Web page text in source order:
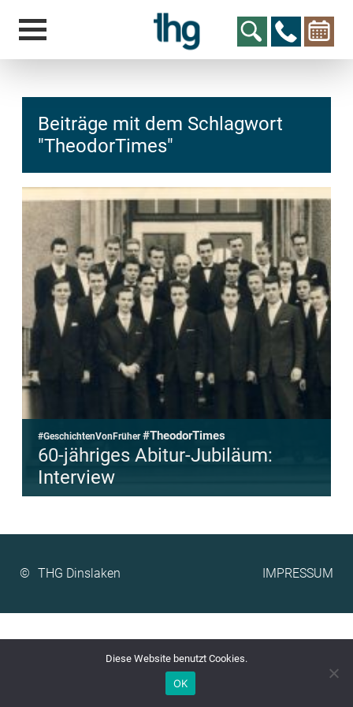
ed.ne
kalsn
id-gh
t@elu
hcs
Beiträge mit dem Schlagwort
"TheodorTimes"
#GeschichtenVonFrüher#TheodorTimes
60-jähriges Abitur-Jubiläum:
Interview
© IMPRESSUM
Diese Website benutzt Cookies.
OK